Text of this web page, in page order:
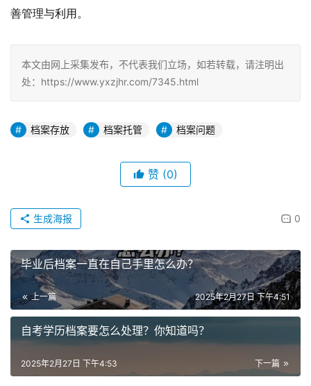
善管理与利用。
本文由网上采集发布，不代表我们立场，如若转载，请注明出
处：https://www.yxzjhr.com/7345.html
档案存放 档案托管 档案问题
赞 (0)
0
生成海报
毕业后档案一直在自己手里怎么办？
上一篇 2025年2月27日 下午4:51
自考学历档案要怎么处理？你知道吗？
下一篇
2025年2月27日 下午4:53